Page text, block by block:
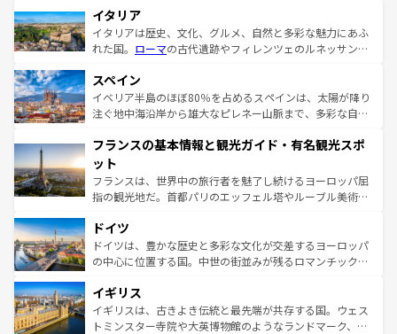
イタリア
イタリアは歴史、文化、グルメ、自然と多彩な魅力にあふ
れた国。 ローマの古代遺跡やフィレンツェのルネッサンス
ろん、トスカーナの美しい田園風景やアマルフィ海岸の絶
景など、自然景観も見逃せない。観光の合間には、本場の
ピザやパスタなど、絶品のイタリア料理を堪能することも
ませてくれるイタリアで、忘れられない旅をしてみよう！
なお、新着のイタリア情報は
しい。
スペイン
イベリア半島のほぼ80％を占めるスペインは、太陽が降り
注ぐ地中海沿岸から雄大なピレネー山脈まで、多彩な自然
文化が根付くこの国では、情熱的なフラメンコ、熱気あふ
れる闘牛、そして美味しいタパスが生活の一部となってい
る。首都マドリードの洗練された雰囲気や、バルセロナの
アートに溢れた街角から、地方では古代ローマ遺跡や中世
せる。地方によって風土や気候が異なるスペインはその個
性で訪れる人を魅了する。 なお、新着のスペイン情報は コ
ンテンツ一覧を参照してほしい。
フランスの基本情報と観光ガイド・有名観光スポ
ット
フランスは、世界中の旅行者を魅了し続けるヨーロッパ屈
指の観光地だ。首都パリのエッフェル塔やルーブル美術館
で、幅広い魅力が詰まっている。華麗な宮殿、歴史的な大
聖堂、美しいビーチ、そして豊かな自然が、訪れる者を心
から魅了する。また、フランスは美食の国としても知ら
いる。シャンパンの発祥地であるランス、プロヴァンスの
香り高いラベンダー畑など、多彩な楽しみ方が可能だ。さ
らに、パリ以外の地域にも魅力が溢れており、どの街角に
ドイツ
ドイツは、豊かな歴史と多彩な文化が交差するヨーロッパ
の中心に位置する国。中世の街並みが残るロマンチック街
顔を持つこの国は、どこを歩いても飽きることがない。ベ
ルリンの文化的活気、バイエルン州のアルプスの絶景、そ
してライン川沿いのワイン畑といった風景は必見。ビール
イギリス
イギリスは、古きよき伝統と最先端が共存する国。ウェス
トミンスター寺院や大英博物館のようなランドマーク、歴